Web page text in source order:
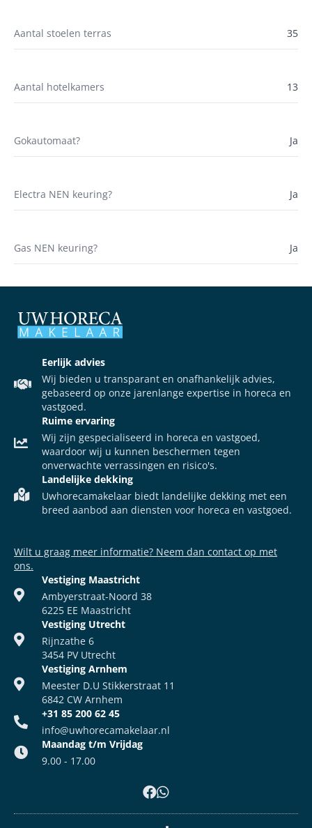
Aantal stoelen terras 35
Aantal hotelkamers 13
Gokautomaat? Ja
Electra NEN keuring? Ja
Gas NEN keuring? Ja
Eerlijk advies
Wij bieden u transparant en onafhankelijk advies,
gebaseerd op onze jarenlange expertise in horeca en
vastgoed.
Ruime ervaring
Wij zijn gespecialiseerd in horeca en vastgoed,
waardoor wij u kunnen beschermen tegen
onverwachte verrassingen en risico's.
Landelijke dekking
Uwhorecamakelaar biedt landelijke dekking met een
breed aanbod aan diensten voor horeca en vastgoed.
Wilt u graag meer informatie? Neem dan contact op met
ons.
Vestiging Maastricht
Ambyerstraat-Noord 38
6225 EE Maastricht
Vestiging Utrecht
Rijnzathe 6
3454 PV Utrecht
Vestiging Arnhem
Meester D.U Stikkerstraat 11
6842 CW Arnhem
+31 85 200 62 45
info@uwhorecamakelaar.nl
Maandag t/m Vrijdag
9.00 - 17.00